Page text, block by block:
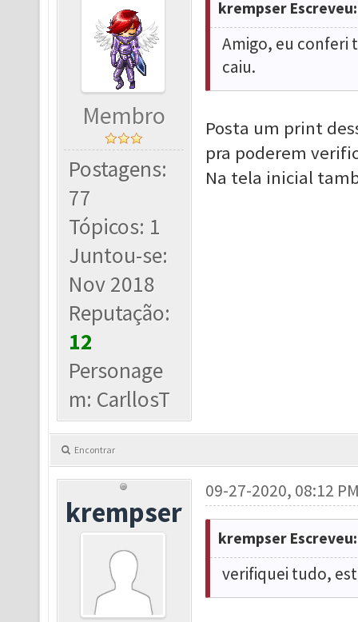
Membro
Postagens:
77
Tópicos: 1
Juntou-se:
Nov 2018
Reputação:
12
Personage
m: CarllosT
krempser Escreveu:
Amigo, eu conferi
caiu.
Posta um print
pra poderem
Na tela inicial
Encontrar
krempser
09-27-2020, 08:12
krempser Escreveu:
verifiquei tudo,